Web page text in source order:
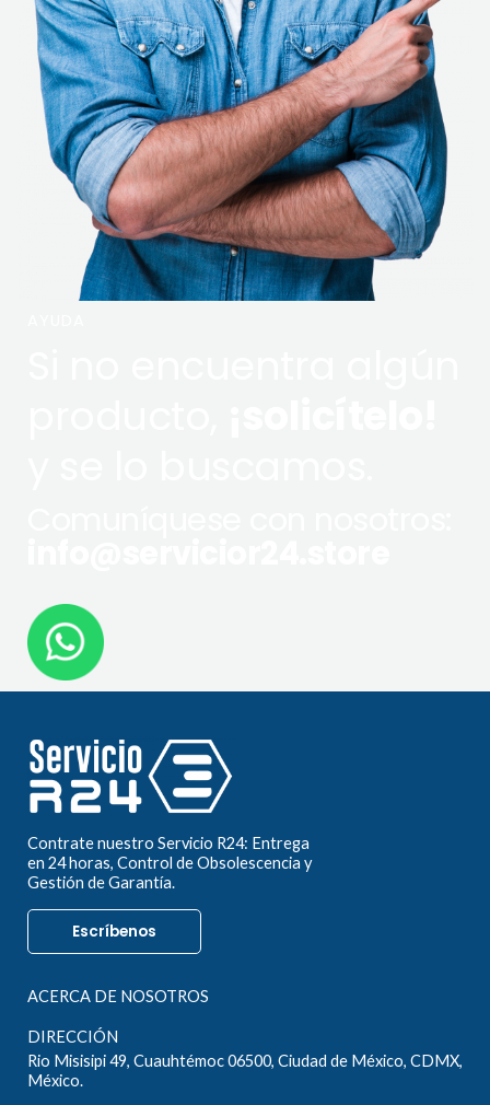
Contrate nuestro Servicio R24: Entrega
en 24 horas, Control de Obsolescencia y
Gestión de Garantía.
Escríbenos
ACERCA DE NOSOTROS
DIRECCIÓN
Rio Misisipi 49, Cuauhtémoc 06500, Ciudad de México, CDMX,
México.